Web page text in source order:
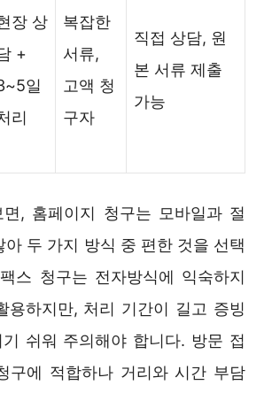
장 상
+
일
리
복잡한
서류,
고액 청
구자
직접 상담, 원
본 서류 제출
가능
면, 홈페이지 청구는 모바일과 절
아 두 가지 방식 중 편한 것을 선택
스 청구는 전자방식에 익숙하지
용하지만, 처리 기간이 길고 증빙
쉬워 주의해야 합니다. 방문 접
구에 적합하나 거리와 시간 부담